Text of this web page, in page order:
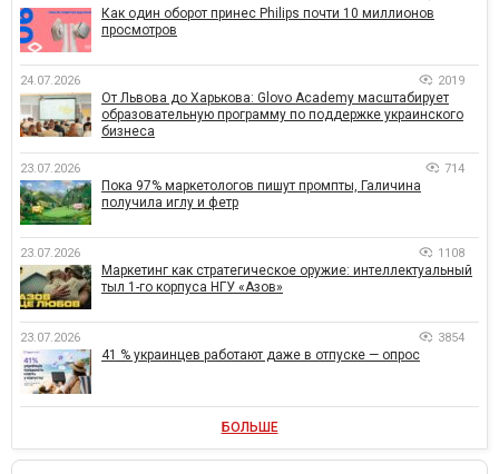
Как один оборот принес Philips почти 10 миллионов
просмотров
24.07.2026 2019
От Львова до Харькова: Glovo Academy масштабирует
образовательную программу по поддержке украинского
бизнеса
23.07.2026 714
Пока 97% маркетологов пишут промпты, Галичина
получила иглу и фетр
23.07.2026 1108
Маркетинг как стратегическое оружие: интеллектуальный
тыл 1-го корпуса НГУ «Азов»
23.07.2026 3854
41 % украинцев работают даже в отпуске — опрос
БОЛЬШЕ